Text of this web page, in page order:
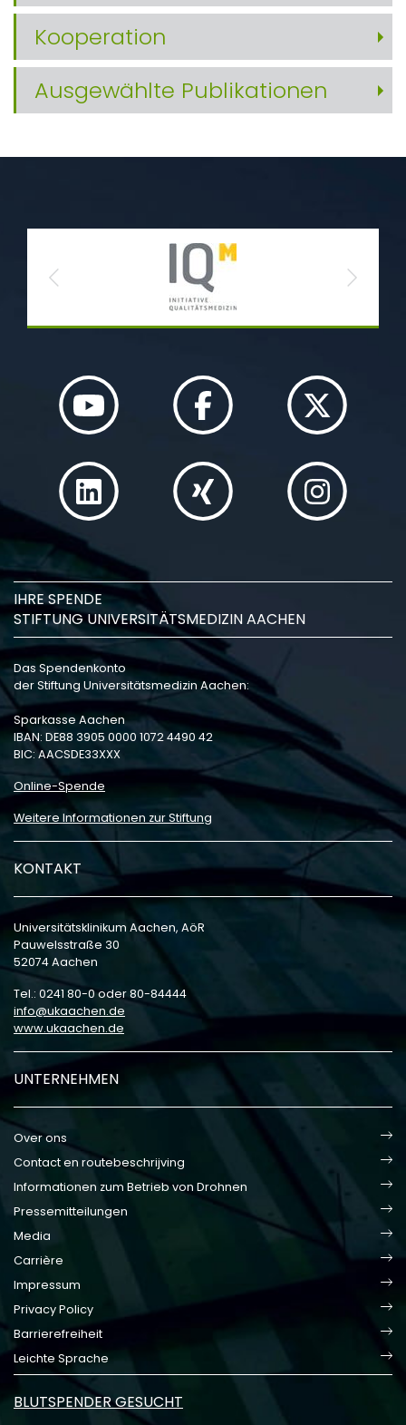
Kooperation
Ausgewählte Publikationen
Previous Next
IHRE SPENDE
STIFTUNG UNIVERSITÄTSMEDIZIN AACHEN
Das Spendenkonto
der Stiftung Universitätsmedizin Aachen:
Sparkasse Aachen
IBAN: DE88 3905 0000 1072 4490 42
BIC: AACSDE33XXX
Online-Spende
Weitere Informationen zur Stiftung
KONTAKT
Universitätsklinikum Aachen, AöR
Pauwelsstraße 30
52074 Aachen
Tel.: 0241 80-0 oder 80-84444
info
ukaachen de
www.ukaachen.de
UNTERNEHMEN
Over ons
Contact en routebeschrijving
Informationen zum Betrieb von Drohnen
Pressemitteilungen
Media
Carrière
Impressum
Privacy Policy
Barrierefreiheit
Leichte Sprache
BLUTSPENDER GESUCHT